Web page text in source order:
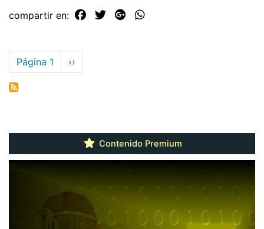
compartir en:
Paginación
Página 1
Siguiente
página
››
Contenido Premium